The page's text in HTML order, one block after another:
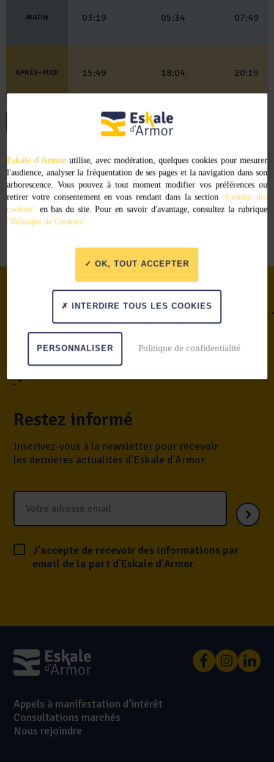
LUN MAR MER JEU SAM
20 21 22
23
27 28 29
30
31
MATIN 03:19 05:34 07:49
APRÈS-MIDI 15:49 18:04 20:19
* CHANGEMENT D'HEURE (U.T. +2H)
COMPORTER DES ERREURS.
IL EST CONSEILLÉ AUX UTILISATEURS DE VÉRIFIER LES INFORMATIONS
AUPRÈS DES ÉCLUSIERS AU :
02 96 95 60 70 OU SUR LA VHF CANAL 12
Restez informé
Inscrivez-vous à la newsletter pour recevoir
les dernières actualités d'Eskale d'Armor
J'accepte de recevoir des informations par
email de la part d'Eskale d'Armor
Appels à manifestation d’intérêt
Consultations marchés
Nous rejoindre
Eskale d'Armorutilise, avec modération, quelques cookies pour mesurer
l'audience, analyser la fréquentation de ses pages et la navigation dans son
arborescence. Vous pouvez à tout moment modifier vos préférences ou
retirer votre consentement en vous rendant dans la section "Gestion des
cookies" en bas du site. Pour en savoir d'avantage, consultez la rubrique
"Politique de Cookies".
OK, TOUT ACCEPTER
INTERDIRE TOUS LES COOKIES
PERSONNALISER Politique de confidentialité